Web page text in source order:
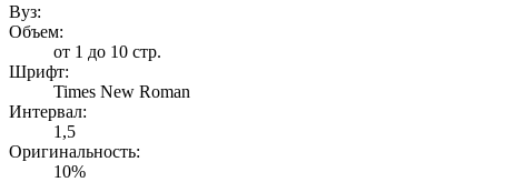
Вуз:
Объем:
от 1 до 10 стр.
Шрифт:
Times New Roman
Интервал:
1,5
Оригинальность:
10%